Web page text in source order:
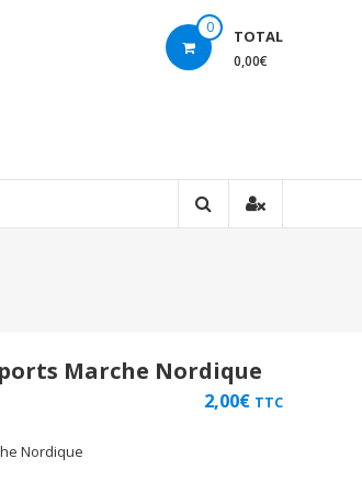
0 TOTAL
0,00€
Marche Nordique
2,00€ TTC
Nordique